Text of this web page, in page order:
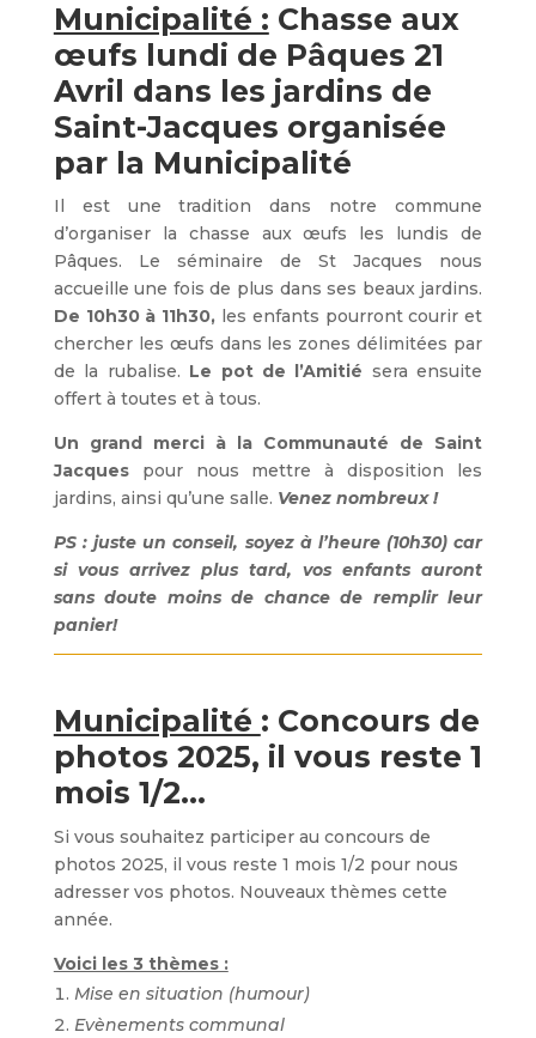
Municipalité : Chasse aux
œufs lundi de Pâques 21
Avril dans les jardins de
Saint-Jacques organisée
par la Municipalité
Il est une tradition dans notre commune
d’organiser la chasse aux œufs les lundis de
Pâques. Le séminaire de St Jacques nous
accueille une fois de plus dans ses beaux jardins.
De 10h30 à 11h30, les enfants pourront courir et
chercher les œufs dans les zones délimitées par
de la rubalise. Le pot de l’Amitié sera ensuite
offert à toutes et à tous.
Un grand merci à la Communauté de Saint
Jacquespour nous mettre à disposition les
jardins, ainsi qu’une salle. Venez nombreux !
PS : juste un conseil, soyez à l’heure (10h30) car
si vous arrivez plus tard, vos enfants auront
sans doute moins de chance de remplir leur
panier!
Municipalité : Concours de
photos 2025, il vous reste 1
mois 1/2…
Si vous souhaitez participer au concours de
photos 2025, il vous reste 1 mois 1/2 pour nous
adresser vos photos. Nouveaux thèmes cette
année.
Voici les 3 thèmes :
Mise en situation (humour)
Evènements communal